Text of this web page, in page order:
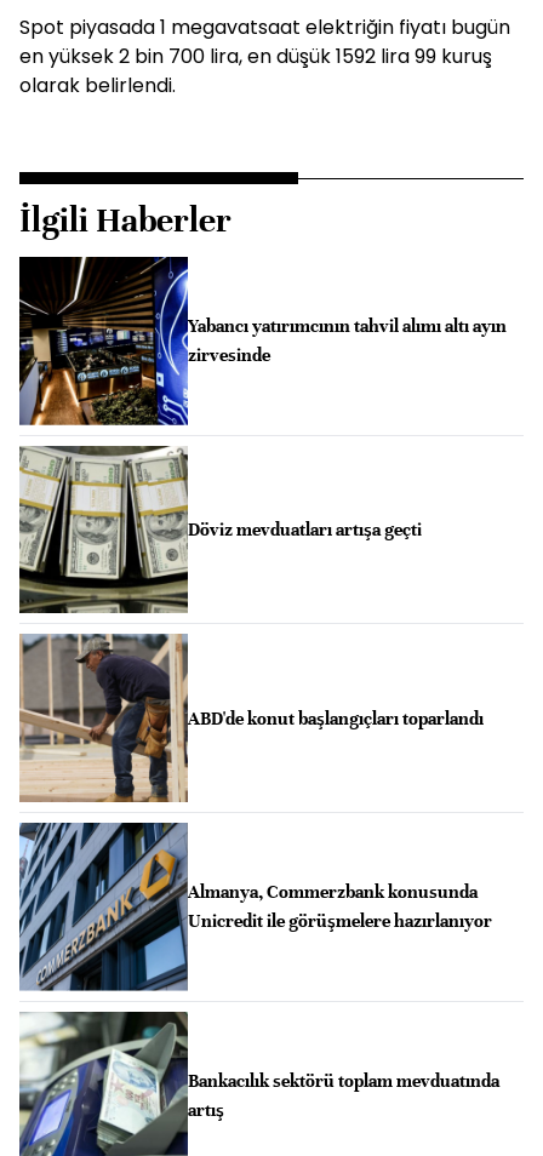
Spot piyasada 1 megavatsaat elektriğin fiyatı bugün
en yüksek 2 bin 700 lira, en düşük 1592 lira 99 kuruş
olarak belirlendi.
İlgili Haberler
Yabancı yatırımcının tahvil alımı altı ayın
zirvesinde
Döviz mevduatları artışa geçti
ABD'de konut başlangıçları toparlandı
Almanya, Commerzbank konusunda
Unicredit ile görüşmelere hazırlanıyor
Bankacılık sektörü toplam mevduatında
artış